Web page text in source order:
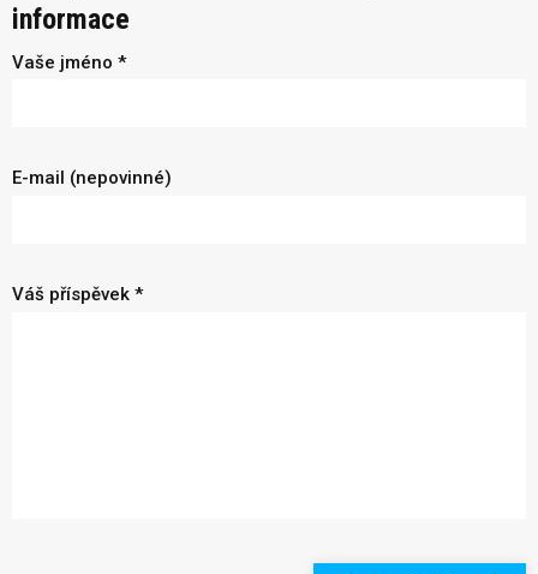
informace
Vaše jméno *
E-mail (nepovinné)
Váš příspěvek *